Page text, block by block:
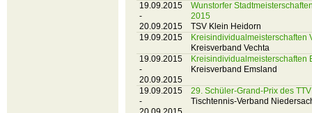
19.09.2015
-
20.09.2015
Wunstorfer
2015
TSV Klein Heidorn
19.09.2015
Kreisindividualmeisterschaften
Kreisverband Vechta
19.09.2015
-
20.09.2015
Kreisindividualmeisterschaften
Kreisverband Emsland
19.09.2015
-
29. Schüler-Grand-Prix des
Tischtennis-Verband